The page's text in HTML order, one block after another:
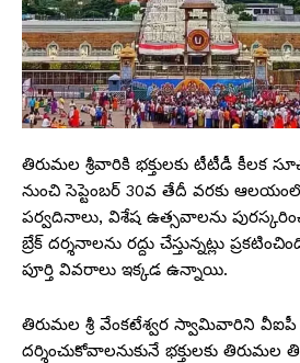
తిరుమల శ్రీవారికి భక్తులకు టీటీడీ కీలక
నుంచి సెప్టెంబర్ 30వ తేదీ వరకు
పర్వదినాలు, విశేష ఉత్సవాలను
బ్రేక్ దర్శనాలను రద్దు చేస్తున్నట్లు
పూర్తి వివరాలు ఇక్కడ ఉన్నాయి.
తిరుమల శ్రీ వేంకటేశ్వర స్వామివారిని
దర్శించుకోవాలనుకునే భక్తులకు